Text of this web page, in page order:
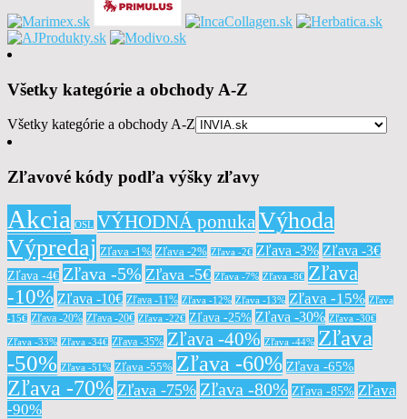
Všetky kategórie a obchody A-Z
Všetky kategórie a obchody A-Z
Zľavové kódy podľa výšky zľavy
Akcia OSL VÝHODNÁ ponukaVýhoda
Výpredaj Zľava -1% Zľava -2% Zľava -2€ Zľava -3% Zľava -3€
Zľava -4€ Zľava -5% Zľava -5€ Zľava -7% Zľava -8€ Zľava
-10% Zľava -10€ Zľava -11% Zľava -12% Zľava -13% Zľava -15% Zľava
-15€ Zľava -20% Zľava -20€ Zľava -22€ Zľava -25% Zľava -30% Zľava -30€
Zľava -33% Zľava -34€ Zľava -35% Zľava -40% Zľava -44% Zľava
-50% Zľava -51% Zľava -55% Zľava -60% Zľava -65%
Zľava -70% Zľava -75% Zľava -80% Zľava -85% Zľava
-90%